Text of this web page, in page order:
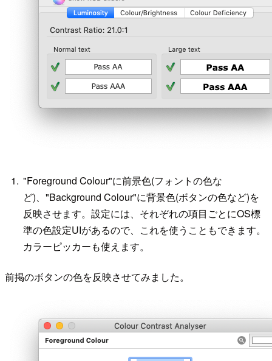
"Foreground Colour"に前景色(フォントの色な
ど)、"Background Colour"に背景色(ボタンの色など)を
反映させます。設定には、それぞれの項目ごとにOS標
準の色設定UIがあるので、これを使うこともできます。
カラーピッカーも使えます。
前掲のボタンの色を反映させてみました。